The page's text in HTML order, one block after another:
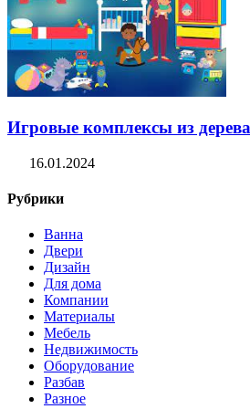
Игровые комплексы из
16.01.2024
Рубрики
Ванна
Двери
Дизайн
Для дома
Компании
Материалы
Мебель
Недвижимость
Оборудование
Разбав
Разное